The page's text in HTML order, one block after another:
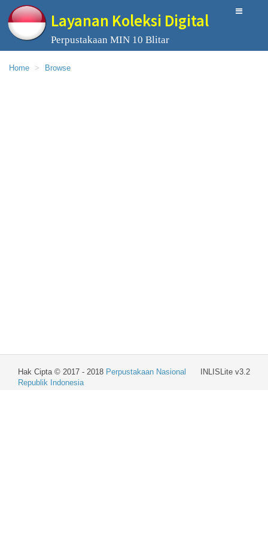
Layanan Koleksi Digital
Perpustakaan MIN 10 Blitar
Home Browse
INLISLite v3.2
Hak Cipta © 2017 - 2018 Perpustakaan Nasional
Republik Indonesia